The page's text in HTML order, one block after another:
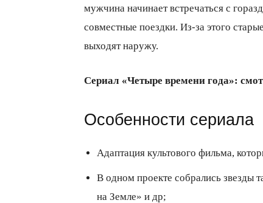
мужчина начинает встречаться с
совместные поездки. Из-за этого
выходят наружу.
Сериал «Четыре времени года»:
Особенности сериала
Адаптация культового фильма,
В одном проекте собрались звезды
на Земле» и др;